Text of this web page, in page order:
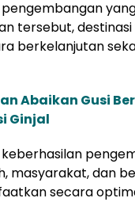
tersebut,
berkelanjutan
Abaikan Gusi
Ginjal
masyarakat, dan
secara